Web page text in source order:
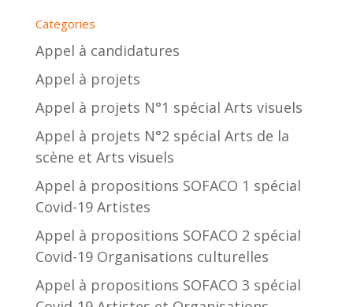
Categories
Appel à candidatures
Appel à projets
Appel à projets N°1 spécial Arts visuels
Appel à projets N°2 spécial Arts de la
scène et Arts visuels
Appel à propositions SOFACO 1 spécial
Covid-19 Artistes
Appel à propositions SOFACO 2 spécial
Covid-19 Organisations culturelles
Appel à propositions SOFACO 3 spécial